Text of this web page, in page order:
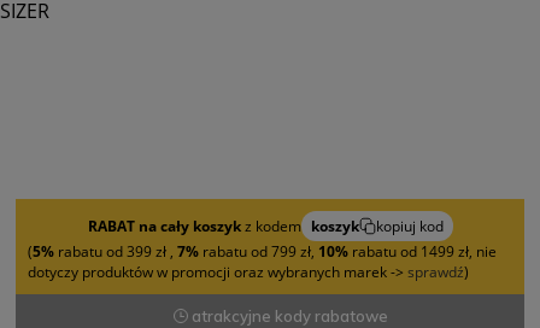
RABAT na cały koszykz kodem koszyk
kopiuj kod
(5% rabatu od 399 zł , 7% rabatu od 799 zł, 10% rabatu od 1499 zł, nie
dotyczy produktów w promocji oraz wybranych marek -> sprawdź)
atrakcyjne kody rabatowe
SIZER